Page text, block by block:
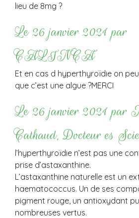
lieu de 8mg ?
Le 26 janvier 2021 par
CALINCA
Et en cas d hyperthyroïdie on
que c’est une algue ?MERCI
Le 26 janvier 2021 par
Cathaud, Docteur es
l’hyperthyroïdie n’est pas une
prise d’astaxanthine.
L’astaxanthine naturelle est un
haematococcus. Un de ses
pigment rouge, un antioxydant
nombreuses vertus.